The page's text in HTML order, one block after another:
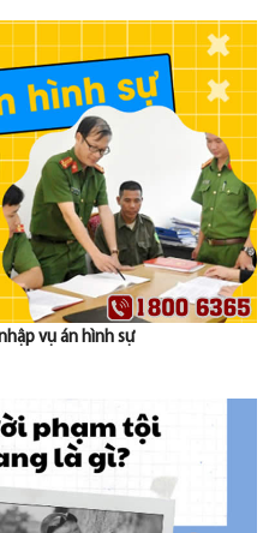
vụ án hình sự